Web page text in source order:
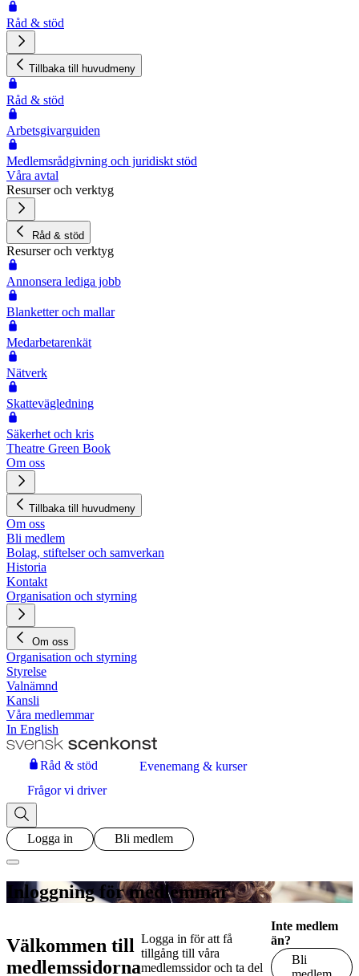
Råd & stöd
Tillbaka till huvudmeny
Råd & stöd
Arbetsgivarguiden
Medlemsrådgivning och juridiskt stöd
Våra avtal
Resurser och verktyg
Råd & stöd
Resurser och verktyg
Annonsera lediga jobb
Blanketter och mallar
Medarbetarenkät
Nätverk
Skattevägledning
Säkerhet och kris
Theatre Green Book
Om oss
Tillbaka till huvudmeny
Om oss
Bli medlem
Bolag, stiftelser och samverkan
Historia
Kontakt
Organisation och styrning
Om oss
Organisation och styrning
Styrelse
Valnämnd
Kansli
Våra medlemmar
In English
Råd & stöd
Evenemang & kurser
Frågor vi driver
Logga in Bli medlem
Inloggning för medlemmar
Välkommen till
medlemssidorna
Logga in för att få
tillgång till våra
medlemssidor och ta del
Inte medlem
än?
Bli